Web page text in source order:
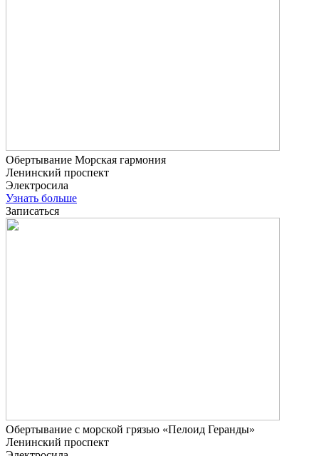
Обертывание Морская гармония
Ленинский проспект
Электросила
Узнать больше
Записаться
Обертывание с морской грязью «Пелоид Геранды»
Ленинский проспект